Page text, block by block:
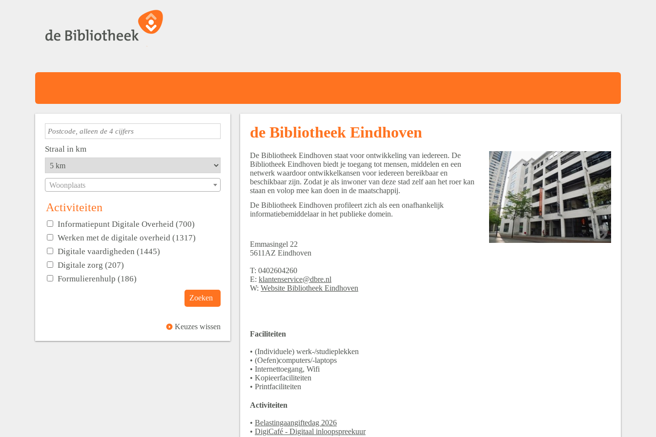
Straal in km
Woonplaats
Activiteiten
Informatiepunt Digitale Overheid (700)
Werken met de digitale overheid (1317)
Digitale vaardigheden (1445)
Digitale zorg (207)
Formulierenhulp (186)
Zoeken
Keuzes wissen
de Bibliotheek Eindhoven
De Bibliotheek Eindhoven staat voor ontwikkeling van iedereen. De
Bibliotheek Eindhoven biedt je toegang tot mensen, middelen en een
netwerk waardoor ontwikkelkansen voor iedereen bereikbaar en
beschikbaar zijn. Zodat je als inwoner van deze stad zelf aan het roer kan
staan en volop mee kan doen in de maatschappij.
De Bibliotheek Eindhoven profileert zich als een onafhankelijk
informatiebemiddelaar in het publieke domein.
Emmasingel 22
5611AZ Eindhoven
T: 0402604260
E: klantenservice@dbre.nl
W: Website Bibliotheek Eindhoven
Faciliteiten
• (Individuele) werk-/studieplekken
• (Oefen)computers/-laptops
• Internettoegang, Wifi
• Kopieerfaciliteiten
• Printfaciliteiten
Activiteiten
• Belastingaangiftedag 2026
• DigiCafé - Digitaal inloopspreekuur